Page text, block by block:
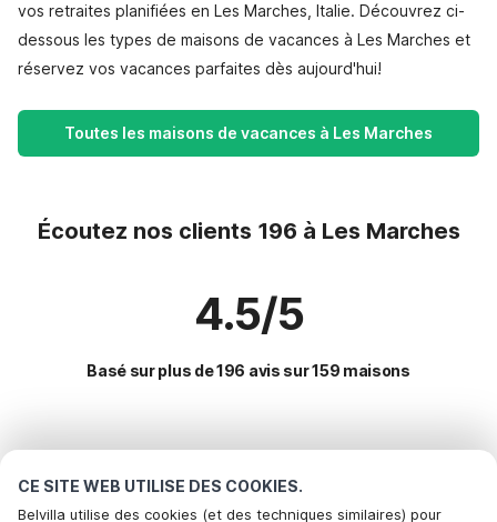
CE SITE WEB UTILISE DES COOKIES.
Belvilla utilise des cookies (et des techniques similaires) pour
vos retraites planifiées en Les Marches, Italie. Découvrez ci-
dessous les types de maisons de vacances à Les Marches et
réservez vos vacances parfaites dès aujourd'hui!
Toutes les maisons de vacances à Les Marches
Écoutez nos clients 196 à Les Marches
4.5/5
Basé sur plus de 196 avis sur 159 maisons
vacances